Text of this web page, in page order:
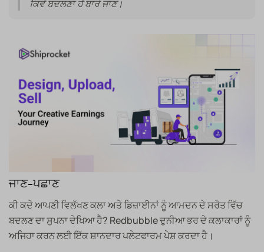
ਕਿਵੇਂ ਬਦਲਣਾ ਹੈ ਬਾਰੇ ਜਾਣੋ।
ਜਾਣ-ਪਛਾਣ
ਕੀ ਕਦੇ ਆਪਣੀ ਵਿਲੱਖਣ ਕਲਾ ਅਤੇ ਡਿਜ਼ਾਈਨਾਂ ਨੂੰ ਆਮਦਨ ਦੇ ਸਰੋਤ ਵਿੱਚ
ਬਦਲਣ ਦਾ ਸੁਪਨਾ ਦੇਖਿਆ ਹੈ? Redbubble ਦੁਨੀਆ ਭਰ ਦੇ ਕਲਾਕਾਰਾਂ ਨੂੰ
ਅਜਿਹਾ ਕਰਨ ਲਈ ਇੱਕ ਸ਼ਾਨਦਾਰ ਪਲੇਟਫਾਰਮ ਪੇਸ਼ ਕਰਦਾ ਹੈ।